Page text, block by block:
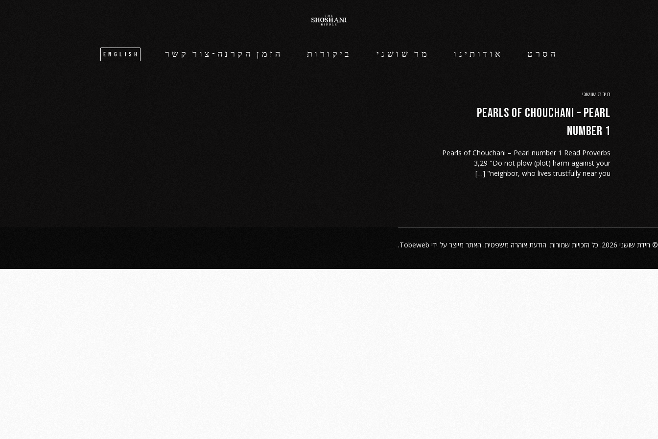
הסרט אודותינו מר שושני ביקורות הזמן הקרנה-צור קשר English
חידת שושני
Pearls of Chouchani – Pearl
number 1
Pearls of Chouchani – Pearl number 1 Read Proverbs
3,29 "Do not plow (plot) harm against your
neighbor, who lives trustfully near you" […]
© חידת שושני הודעת אזהרה משפטית. האתר מיוצר על ידי Tobeweb
.